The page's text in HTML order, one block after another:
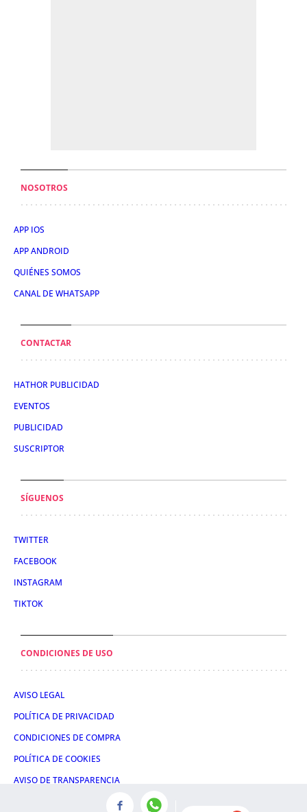
NOSOTROS
APP IOS
APP ANDROID
QUIÉNES SOMOS
CANAL DE WHATSAPP
CONTACTAR
HATHOR PUBLICIDAD
EVENTOS
PUBLICIDAD
SUSCRIPTOR
SÍGUENOS
TWITTER
FACEBOOK
INSTAGRAM
TIKTOK
CONDICIONES DE USO
AVISO LEGAL
POLÍTICA DE PRIVACIDAD
CONDICIONES DE COMPRA
POLÍTICA DE COOKIES
AVISO DE TRANSPARENCIA